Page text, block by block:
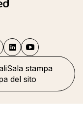
Sala stampa
del sito